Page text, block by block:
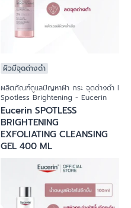
ผิวมีจุดด่างดำ
ผลิตภัณฑ์ดูแลปัญหาฝ้า กระ จุดด่างดำ l
Spotless Brightening - Eucerin
Eucerin SPOTLESS
BRIGHTENING
EXFOLIATING CLEANSING
GEL 400 ML